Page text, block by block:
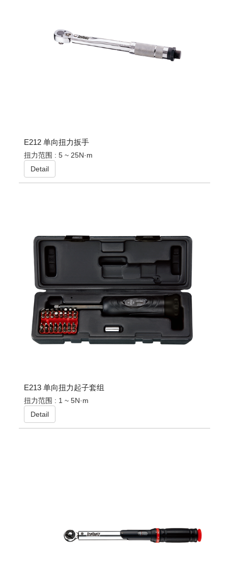
E212 单向扭力扳手
扭力范围 : 5 ~ 25N·m
Detail
E213 单向扭力起子套组
扭力范围 : 1 ~ 5N·m
Detail